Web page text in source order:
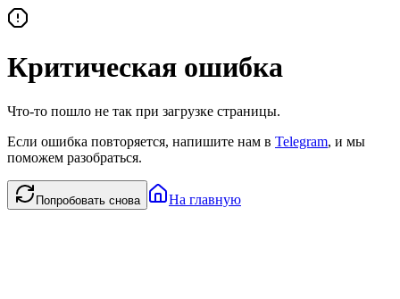
Критическая ошибка
Что-то пошло не так при загрузке страницы.
Если ошибка повторяется, напишите нам в Telegram, и мы
поможем разобраться.
Попробовать снова На главную